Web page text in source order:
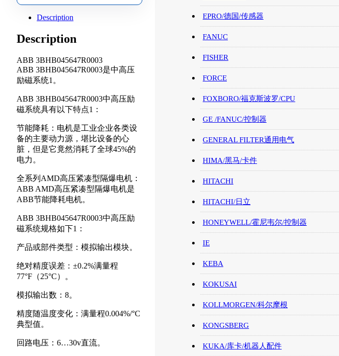
Description
Description
ABB 3BHB045647R0003
ABB 3BHB045647R0003是中高压
励磁系统1。
ABB 3BHB045647R0003中高压励
磁系统具有以下特点1：
节能降耗：电机是工业企业各类设
备的主要动力源，堪比设备的心
脏，但是它竟然消耗了全球45%的
电力。
全系列AMD高压紧凑型隔爆电机：
ABB AMD高压紧凑型隔爆电机是
ABB节能降耗电机。
ABB 3BHB045647R0003中高压励
磁系统规格如下1：
产品或部件类型：模拟输出模块。
绝对精度误差：±0.2%满量程
77°F（25°C）。
模拟输出数：8。
精度随温度变化：满量程0.004%/°C
典型值。
回路电压：6…30v直流。
EPRO/德国/传感器
FANUC
FISHER
FORCE
FOXBORO/福克斯波罗/CPU
GE /FANUC/控制器
GENERAL FILTER通用电气
HIMA/黑马/卡件
HITACHI
HITACHI/日立
HONEYWELL/霍尼韦尔/控制器
IE
KEBA
KOKUSAI
KOLLMORGEN/科尔摩根
KONGSBERG
KUKA/库卡/机器人配件